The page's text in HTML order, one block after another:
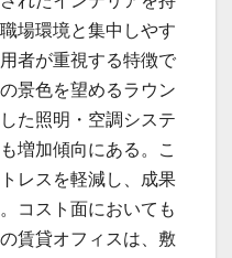
場環境と集中しやす
者が重視する特徴で
景色を望めるラウン
た照明・空調システ
増加傾向にある。こ
レスを軽減し、成果
コスト面においても
賃貸オフィスは、敷